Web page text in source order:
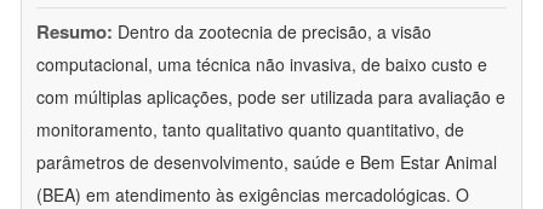
Resumo: Dentro da zootecnia de precisão, a visão
computacional, uma técnica não invasiva, de baixo custo e
com múltiplas aplicações, pode ser utilizada para avaliação e
monitoramento, tanto qualitativo quanto quantitativo, de
parâmetros de desenvolvimento, saúde e Bem Estar Animal
(BEA) em atendimento às exigências mercadológicas. O